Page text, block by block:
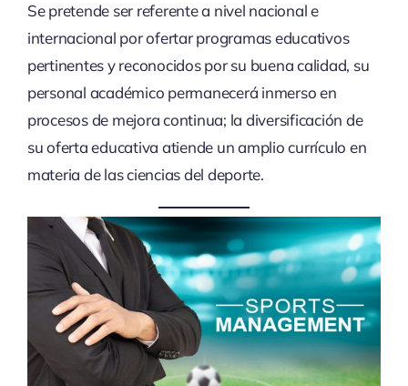
Se pretende ser referente a nivel nacional e
internacional por ofertar programas educativos
pertinentes y reconocidos por su buena calidad, su
personal académico permanecerá inmerso en
procesos de mejora continua; la diversificación de
su oferta educativa atiende un amplio currículo en
materia de las ciencias del deporte.